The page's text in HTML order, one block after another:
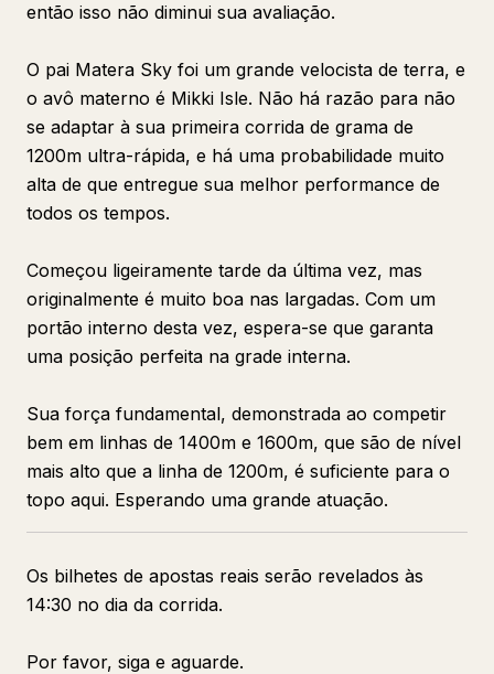
então isso não diminui sua avaliação.
O pai Matera Sky foi um grande velocista de terra, e
o avô materno é Mikki Isle. Não há razão para não
se adaptar à sua primeira corrida de grama de
1200m ultra-rápida, e há uma probabilidade muito
alta de que entregue sua melhor performance de
todos os tempos.
Começou ligeiramente tarde da última vez, mas
originalmente é muito boa nas largadas. Com um
portão interno desta vez, espera-se que garanta
uma posição perfeita na grade interna.
Sua força fundamental, demonstrada ao competir
bem em linhas de 1400m e 1600m, que são de nível
mais alto que a linha de 1200m, é suficiente para o
topo aqui. Esperando uma grande atuação.
Os bilhetes de apostas reais serão revelados às
14:30 no dia da corrida.
Por favor, siga e aguarde.